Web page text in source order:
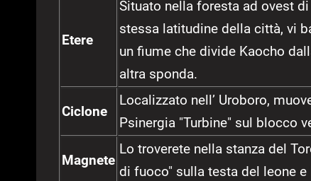
Etere
Situato nella foresta ad ovest
stessa latitudine della città, vi
un fiume che divide Kaocho
altra sponda.
Ciclone
Localizzato nell’ Uroboro,
Psinergia "Turbine" sul blocco
Magnete
Lo troverete nella stanza del
di fuoco" sulla testa del leone e